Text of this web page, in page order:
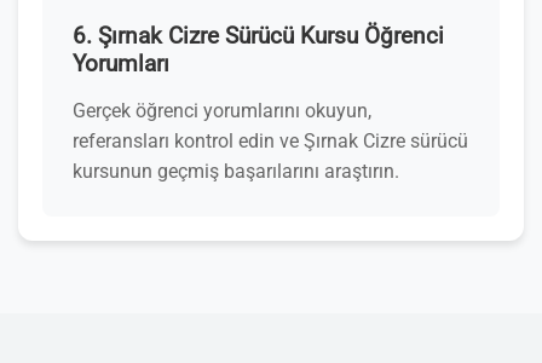
6. Şırnak Cizre Sürücü Kursu Öğrenci
Yorumları
Gerçek öğrenci yorumlarını okuyun,
referansları kontrol edin ve Şırnak Cizre sürücü
kursunun geçmiş başarılarını araştırın.